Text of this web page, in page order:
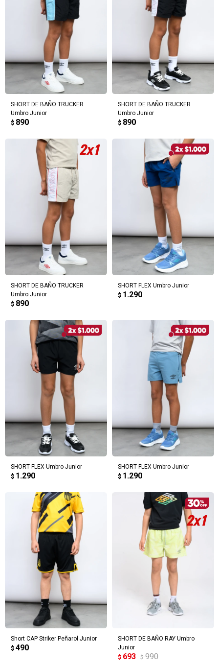
SHORT DE BAÑO TRUCKER
Umbro Junior
$ 890
SHORT DE BAÑO TRUCKER
Umbro Junior
$ 890
SHORT DE BAÑO TRUCKER
Umbro Junior
$ 890
SHORT FLEX Umbro Junior
$ 1.290
SHORT FLEX Umbro Junior
$ 1.290
SHORT FLEX Umbro Junior
$ 1.290
Short CAP Striker Peñarol Junior
$ 490
SHORT DE BAÑO RAY Umbro
Junior
$ 693 $ 990